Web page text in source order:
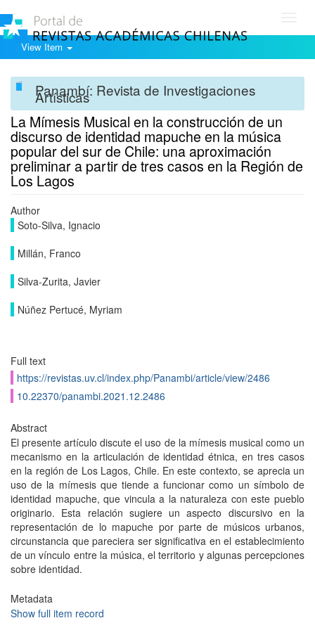
View Item
Panambí: Revista de Investigaciones
Artísticas
La Mímesis Musical en la construcción de un
discurso de identidad mapuche en la música
popular del sur de Chile: una aproximación
preliminar a partir de tres casos en la Región de
Los Lagos
Author
Soto-Silva, Ignacio
Millán, Franco
Silva-Zurita, Javier
Núñez Pertucé, Myriam
Full text
https://revistas.uv.cl/index.php/Panambi/article/view/2486
10.22370/panambi.2021.12.2486
Abstract
El presente artículo discute el uso de la mímesis musical como un
mecanismo en la articulación de identidad étnica, en tres casos
en la región de Los Lagos, Chile. En este contexto, se aprecia un
uso de la mímesis que tiende a funcionar como un símbolo de
identidad mapuche, que vincula a la naturaleza con este pueblo
originario. Esta relación sugiere un aspecto discursivo en la
representación de lo mapuche por parte de músicos urbanos,
circunstancia que pareciera ser significativa en el establecimiento
de un vínculo entre la música, el territorio y algunas percepciones
sobre identidad.
Metadata
Show full item record